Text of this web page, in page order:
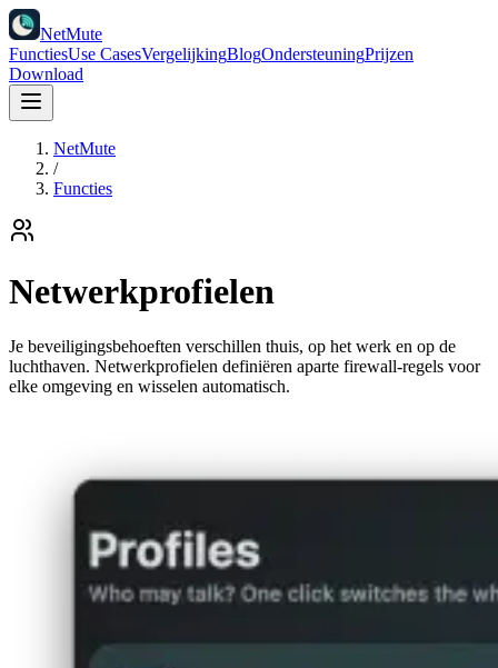
NetMute
FunctiesUse CasesVergelijkingBlogOndersteuningPrijzen
Download
NetMute
/
Functies
Netwerkprofielen
Je beveiligingsbehoeften verschillen thuis, op het werk en op de
luchthaven. Netwerkprofielen definiëren aparte firewall-regels voor
elke omgeving en wisselen automatisch.